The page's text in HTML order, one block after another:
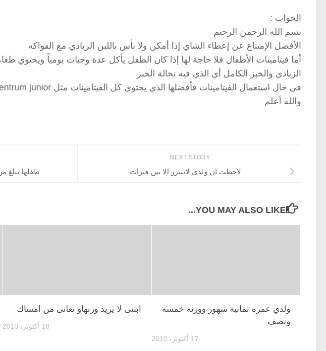
الجواب :
بسم الله الرحمن الرحيم
الأفضل الإمتناع عن إعطاء الشاي إذا أمكن ولا بأس باللبن الزبادي مع الفواكه
أما فيتامينات الأطفال فلا حاجة لها إذا كان الطفل يأكل عدة وجبات يومياً ويحتوي
الزبادي والخبز الكامل أي الذي فيه نخالة الخبز
في حال استعمال الفيتامينات فأفضلها الذي يحتوي كل الفيتامينات مثل Centrum junior مثلاً
والله أعلم
NEXT STORY
لاحظت ان ولدي لايتبرز الا بين فترات طفلها يبلغ من العمر 11 يوم
YOU MAY ALSO LIKE...
ابنتى لا يزيد وزنهاو تعانى من امساك
18 أكتوبر، 2010
ولدي عمره ثمانية شهور ووزنه خمسة
ونصف
17 أكتوبر، 2010